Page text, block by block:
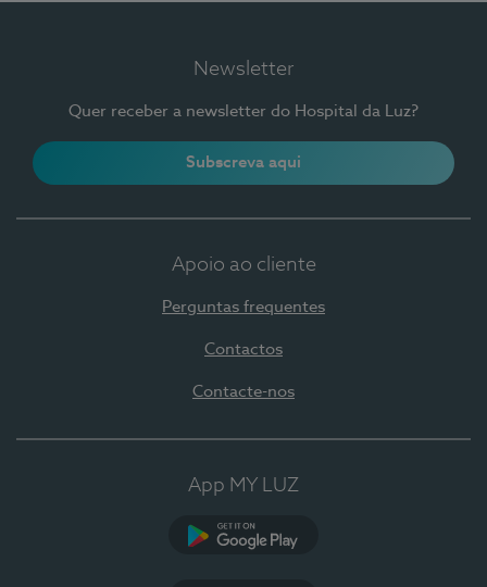
Newsletter
Quer receber a newsletter do Hospital da Luz?
Subscreva aqui
Apoio ao cliente
Perguntas frequentes
Contactos
Contacte-nos
App MY LUZ